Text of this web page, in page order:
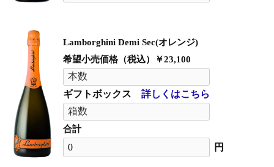
Lamborghini Demi Sec(オレンジ)
希望小売価格（税込）￥23,100
ギフトボックス詳しくはこちら
合計
円